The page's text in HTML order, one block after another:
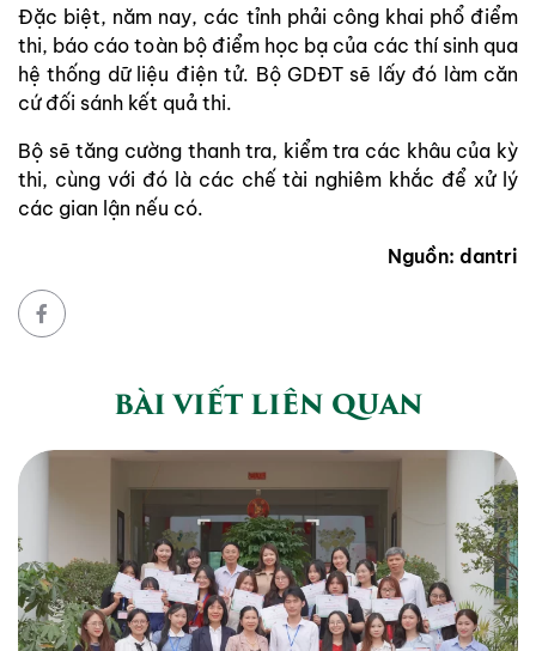
Đặc biệt, năm nay, các tỉnh phải công khai phổ điểm
thi, báo cáo toàn bộ điểm học bạ của các thí sinh qua
hệ thống dữ liệu điện tử. Bộ GDĐT sẽ lấy đó làm căn
cứ đối sánh kết quả thi.
Bộ sẽ tăng cường thanh tra, kiểm tra các khâu của kỳ
thi, cùng với đó là các chế tài nghiêm khắc để xử lý
các gian lận nếu có.
Nguồn: dantri
BÀI VIẾT LIÊN QUAN